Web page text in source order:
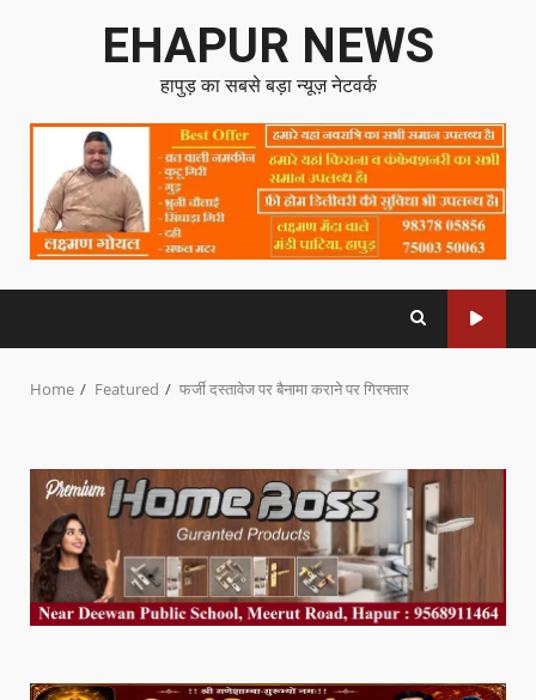
EHAPUR NEWS
हापुड़ का सबसे बड़ा न्यूज़ नेटवर्क
Home Featured फर्जी दस्तावेज पर बैनामा कराने पर गिरफ्तार